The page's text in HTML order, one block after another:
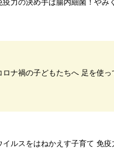
疫力の決め手は腸内細菌！やみ
ロナ禍の子どもたちへ 足を使
イルスをはねかえす子育て 免疫